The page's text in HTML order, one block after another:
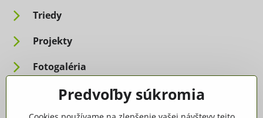
Triedy
Projekty
Fotogaléria
Informácie pre rodičov
Predvoľby súkromia